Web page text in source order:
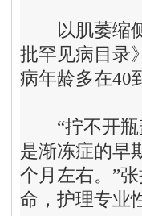
以肌萎缩侧
批罕见病目录
病年龄多在40
“拧不开瓶
是渐冻症的早
个月左右。”
命，护理专业